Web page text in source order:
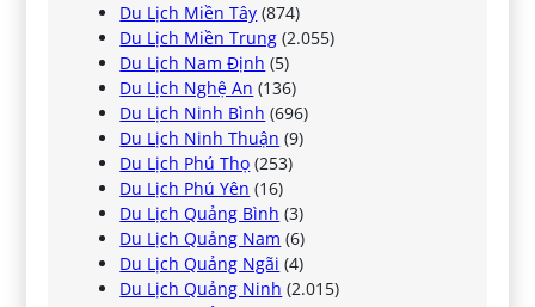
Du Lịch Miền Tây (874)
Du Lịch Miền Trung (2.055)
Du Lịch Nam Định (5)
Du Lịch Nghệ An (136)
Du Lịch Ninh Bình (696)
Du Lịch Ninh Thuận (9)
Du Lịch Phú Thọ (253)
Du Lịch Phú Yên (16)
Du Lịch Quảng Bình (3)
Du Lịch Quảng Nam (6)
Du Lịch Quảng Ngãi (4)
Du Lịch Quảng Ninh (2.015)